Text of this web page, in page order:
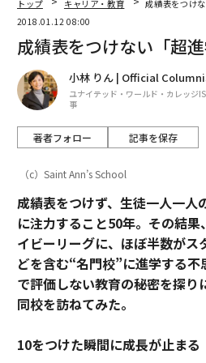
トップ キャリア・教育
成績表をつけ
2018.01.12 08:00
成績表をつけない「超
小林 りん | Official
ユナイテッド・ワールド・カレッジ
事
著者フォロー 記事を保存
（c）Saint Ann’s School
成績表をつけず、生徒一人一人
に注力すること50年。その結
イビーリーグに、ほぼ半数がス
どを含む“名門校”に進学する
で評価しない教育の秘密を探り
同校を訪ねてみた。
10をつけた瞬間に成長が止まる